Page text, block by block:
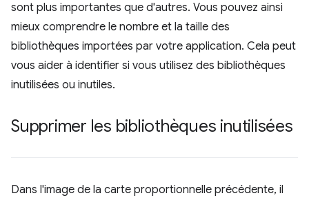
sont plus importantes que d'autres. Vous pouvez ainsi
mieux comprendre le nombre et la taille des
bibliothèques importées par votre application. Cela peut
vous aider à identifier si vous utilisez des bibliothèques
inutilisées ou inutiles.
Supprimer les bibliothèques inutilisées
Dans l'image de la carte proportionnelle précédente, il